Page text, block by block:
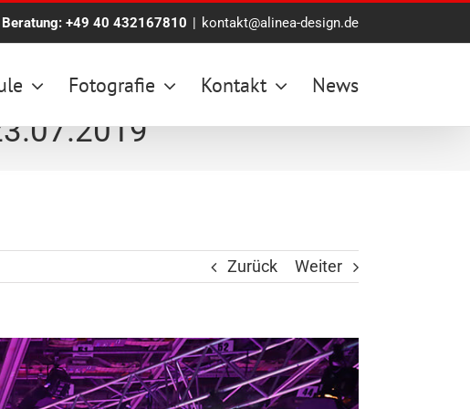
+49 40 432167810 | kontakt@alinea-design.de
Fotografie Kontakt News
Zurück Weiter